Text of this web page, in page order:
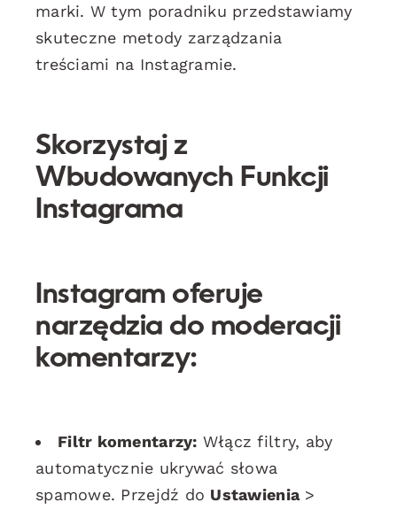
marki. W tym poradniku przedstawiamy
skuteczne metody zarządzania
treściami na Instagramie.
Skorzystaj z
Wbudowanych Funkcji
Instagrama
Instagram oferuje
narzędzia do moderacji
komentarzy:
Filtr komentarzy: Włącz filtry, aby
automatycznie ukrywać słowa
spamowe. Przejdź do Ustawienia>